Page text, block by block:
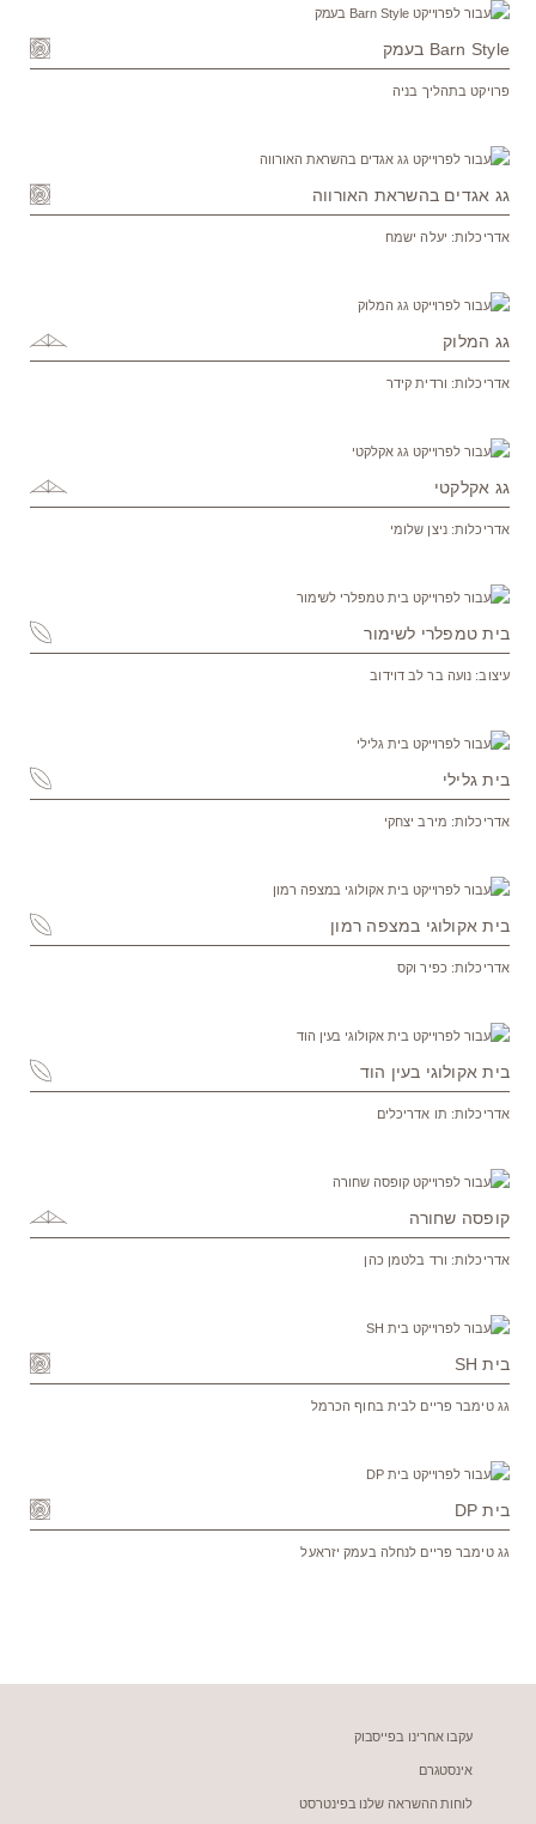
Barn Style בעמק
פרויקט בתהליך בניה
גג אגדים בהשראת האורווה
אדריכלות: יעלה ישמח
גג המלוק
אדריכלות: ורדית קידר
גג אקלקטי
אדריכלות: ניצן שלומי
בית טמפלרי לשימור
עיצוב: נועה בר לב דוידוב
בית גלילי
אדריכלות: מירב יצחקי
בית אקולוגי במצפה רמון
אדריכלות: כפיר וקס
בית אקולוגי בעין הוד
אדריכלות: תו אדריכלים
קופסה שחורה
אדריכלות: ורד בלטמן כהן
בית SH
גג טימבר פריים לבית בחוף הכרמל
בית DP
גג טימבר פריים לנחלה בעמק יזראעל
עקבו אחרינו בפייסבוק
אינסטגרם
לוחות ההשראה שלנו בפינטרסט